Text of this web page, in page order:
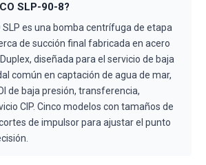
SLP-90-8?
SLP es una bomba centrífuga de etapa
de succión final fabricada en acero
diseñada para el servicio de baja
común en captación de agua de mar,
de baja presión, transferencia,
CIP. Cinco modelos con tamaños de
de impulsor para ajustar el punto